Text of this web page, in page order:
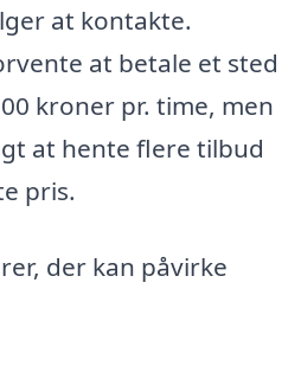
at kontakte.
at betale et sted
kroner pr. time, men
at hente flere tilbud
pris.
der kan påvirke